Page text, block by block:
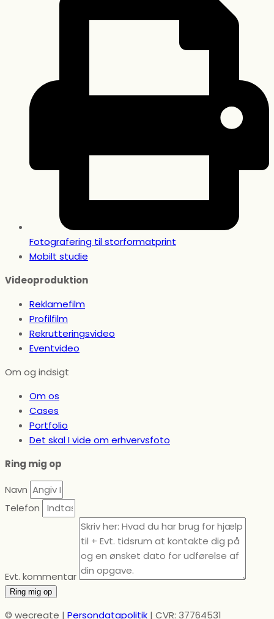
Fotografering til storformatprint
Mobilt studie
Videoproduktion
Reklamefilm
Profilfilm
Rekrutteringsvideo
Eventvideo
Om og indsigt
Om os
Cases
Portfolio
Det skal I vide om erhvervsfoto
Ring mig op
Navn
Telefon
Evt. kommentar
Ring mig op
© wecreate | Persondatapolitik | CVR: 37764531